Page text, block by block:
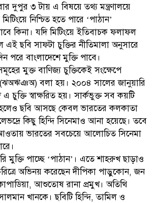
দুপুর ৩ টায় এ বিষয়ে তথ্য মন্ত্রণালয়ে
নিশ্চিত হতে পারে ‘পাঠান’
কিনা। যদি মিটিংয়ে ইতিবাচক ফলাফল
এই ছবি সাফটা চুক্তির নীতিমালা অনুসারে
পরে বাংলাদেশে মুক্তি পাবে।
মুক্ত বাণিজ্য চুক্তিকেই সংক্ষেপে
(ঝঅঋঞঅ) বলা হয়। ২০০৪ সালের জানুয়ারি
চুক্তি স্বাক্ষরিত হয়। সার্কভুক্ত সব কয়টি
হলেও ছবি আসছে কেবল ভারতের কলকাতা
কিছু হিন্দি সিনেমাও আনা হয়েছে। তবে
ভারতের সবচেয়ে আলোচিত সিনেমা
মুক্তি পাচ্ছে ‘পাঠান’। এতে শাহরুখ ছাড়াও
অভিনয় করেছেন দীপিকা পাড়ুকোন, জন
আশুতোষ রানা প্রমুখ। অতিথি
খানকে। ছবিটি হিন্দি, তামিল ও